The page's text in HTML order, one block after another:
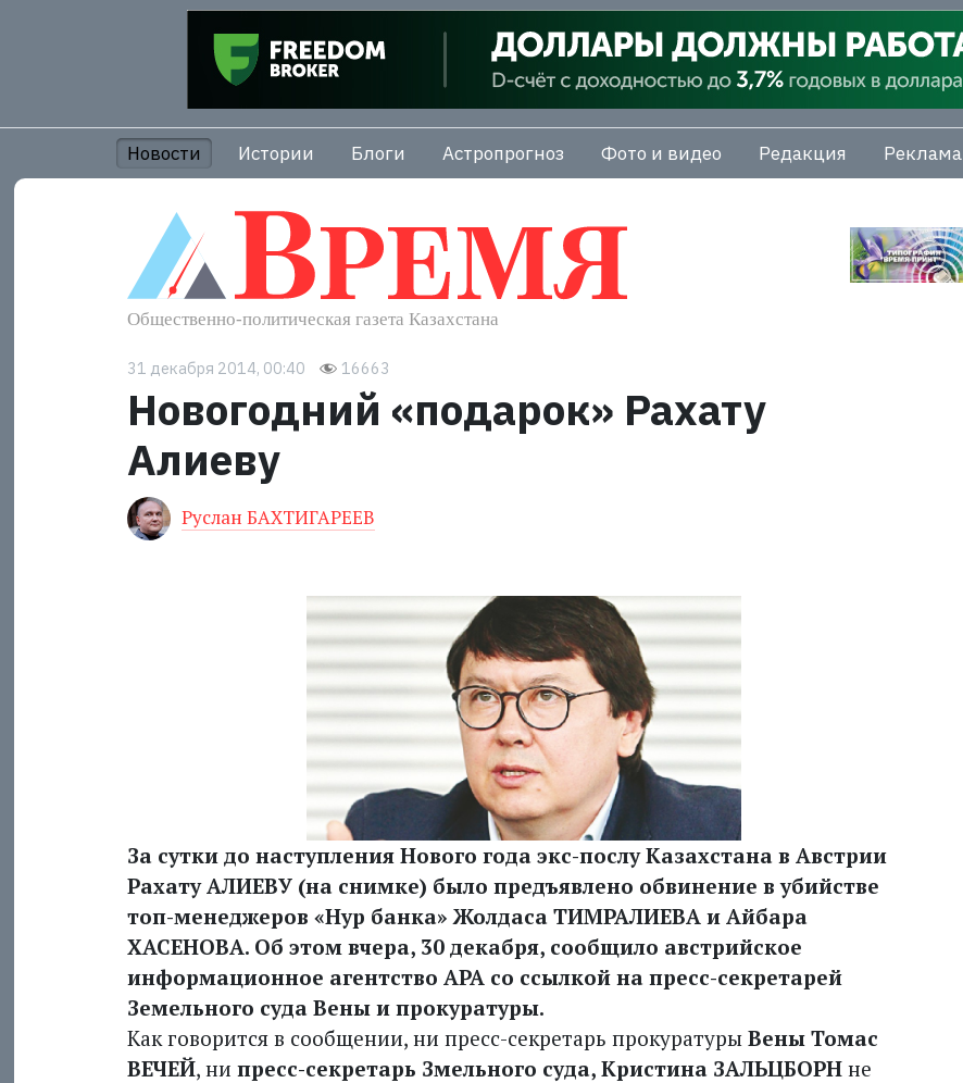
Новости Истории Блоги Астропрогноз Фото и видео Редакция Реклама
31 декабря 2014, 00:40 16663
Новогодний «подарок» Рахату
Алиеву
Руслан БАХТИГАРЕЕВ
За сутки до наступления Нового года экс-послу Казахстана в Австрии
Рахату АЛИЕВУ (на снимке) было предъявлено обвинение в убийстве
топ-менеджеров «Нур банка» Жолдаса ТИМРАЛИЕВА и Айбара
ХАСЕНОВА. Об этом вчера, 30 декабря, сообщило австрийское
информационное агентство APA со ссылкой на пресс-секретарей
Земельного суда Вены и прокуратуры.
Как говорится в сообщении, ни пресс-секретарь прокуратуры Вены Томас
ВЕЧЕЙ, ни пресс-секретарь Змельного суда, Кристина ЗАЛЬЦБОРНне